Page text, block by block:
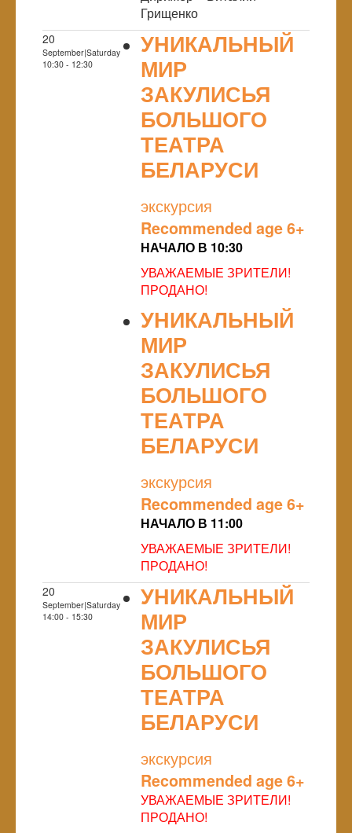
Грищенко
20
September|Saturday
10:30 - 12:30
УНИКАЛЬНЫЙ
МИР
ЗАКУЛИСЬЯ
БОЛЬШОГО
ТЕАТРА
БЕЛАРУСИ
экскурсия
Recommended age 6+
НАЧАЛО В 10:30
УВАЖАЕМЫЕ ЗРИТЕЛИ!
ПРОДАНО!
УНИКАЛЬНЫЙ
МИР
ЗАКУЛИСЬЯ
БОЛЬШОГО
ТЕАТРА
БЕЛАРУСИ
экскурсия
Recommended age 6+
НАЧАЛО В 11:00
УВАЖАЕМЫЕ ЗРИТЕЛИ!
ПРОДАНО!
20
September|Saturday
14:00 - 15:30
УНИКАЛЬНЫЙ
МИР
ЗАКУЛИСЬЯ
БОЛЬШОГО
ТЕАТРА
БЕЛАРУСИ
экскурсия
Recommended age 6+
УВАЖАЕМЫЕ ЗРИТЕЛИ!
ПРОДАНО!